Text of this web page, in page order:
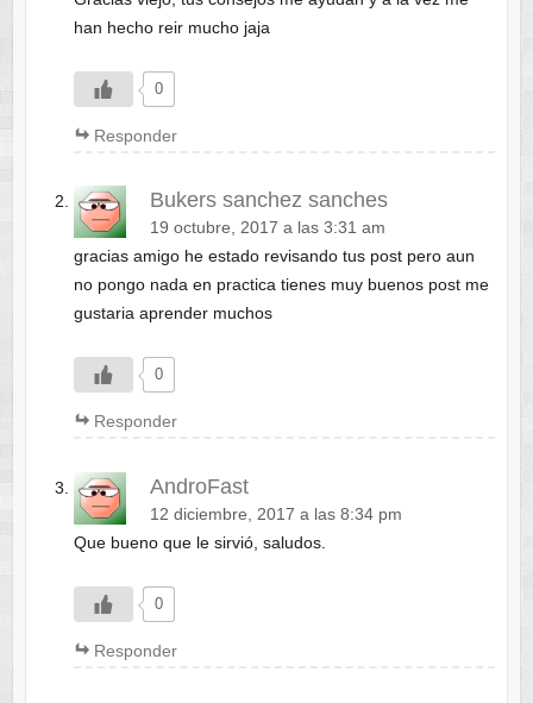
han hecho reir mucho jaja
0
Responder
Bukers sanchez sanches
19 octubre, 2017 a las 3:31 am
gracias amigo he estado revisando tus post pero aun
no pongo nada en practica tienes muy buenos post me
gustaria aprender muchos
0
Responder
AndroFast
12 diciembre, 2017 a las 8:34 pm
Que bueno que le sirvió, saludos.
0
Responder